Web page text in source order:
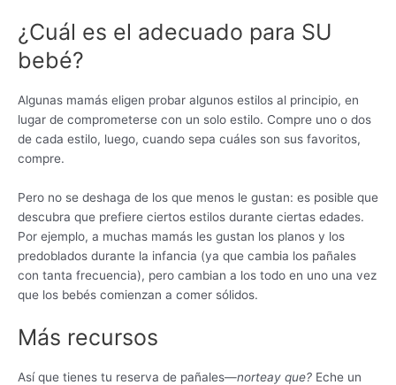
¿Cuál es el adecuado para SU
bebé?
Algunas mamás eligen probar algunos estilos al principio, en
lugar de comprometerse con un solo estilo. Compre uno o dos
de cada estilo, luego, cuando sepa cuáles son sus favoritos,
compre.
Pero no se deshaga de los que menos le gustan: es posible que
descubra que prefiere ciertos estilos durante ciertas edades.
Por ejemplo, a muchas mamás les gustan los planos y los
predoblados durante la infancia (ya que cambia los pañales
con tanta frecuencia), pero cambian a los todo en uno una vez
que los bebés comienzan a comer sólidos.
Más recursos
Así que tienes tu reserva de pañales—norteay que? Eche un